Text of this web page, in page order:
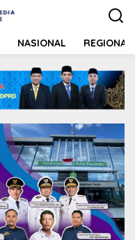
NASIONAL REGIONAL